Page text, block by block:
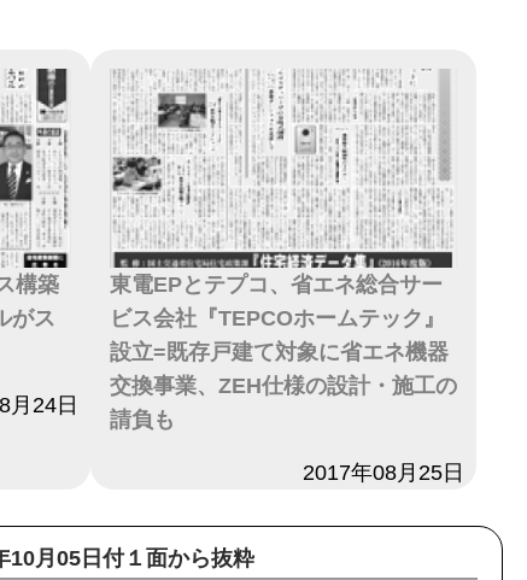
構築
がス
月24日
東電EPとテプコ、省エネ総合サー
ビス会社『TEPCOホームテック』
設立=既存戸建て対象に省エネ機器
交換事業、ZEH仕様の設計・施工の
請負も
2017年08月25日
10月05日付１面から抜粋